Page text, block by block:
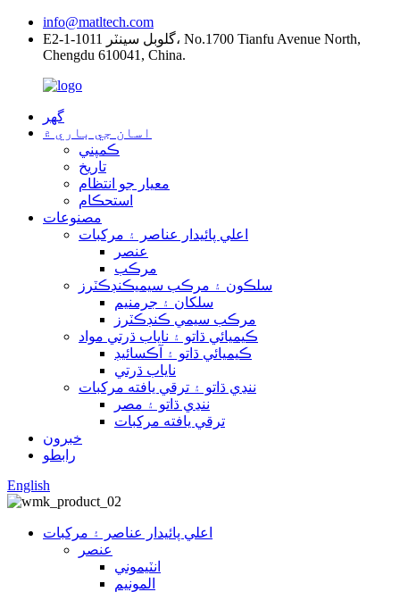
info@matltech.com
E2-1-1011 گلوبل سينٽر، No.1700 Tianfu Avenue North,
Chengdu 610041, China.
گهر
اسان جي باري ۾
ڪمپني
تاريخ
معيار جو انتظام
استحڪام
مصنوعات
اعلي پائيدار عناصر ۽ مرکبات
عنصر
مرڪب
سلڪون ۽ مرڪب سيميڪنڊڪٽرز
سلکان ۽ جرمنيم
مرڪب سيمي ڪنڊڪٽرز
ڪيميائي ڌاتو ۽ ناياب ڌرتي مواد
ڪيميائي ڌاتو ۽ آڪسائيڊ
ناياب ڌرتي
ننڍي ڌاتو ۽ ترقي يافته مرکبات
ننڍي ڌاتو ۽ مصر
ترقي يافته مرکبات
خبرون
رابطو
English
اعلي پائيدار عناصر ۽ مرکبات
عنصر
انٽيموني
المونيم